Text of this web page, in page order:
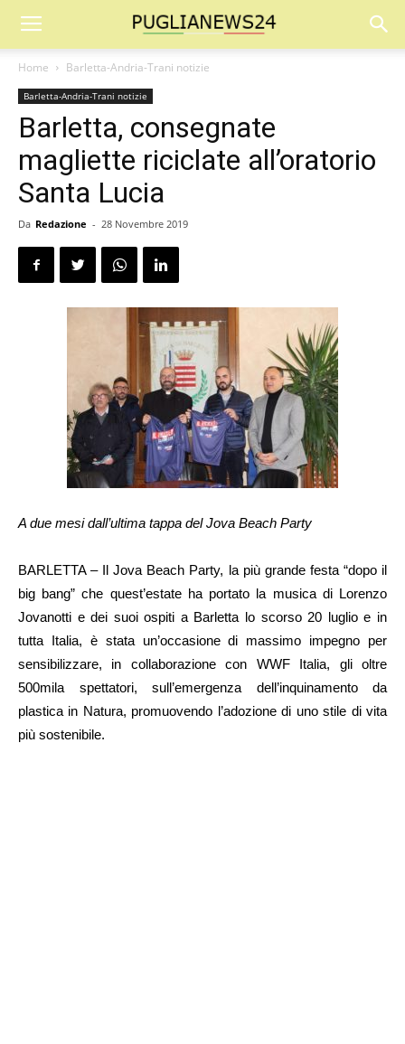
Home Barletta-Andria-Trani notizie
Barletta-Andria-Trani notizie
Barletta, consegnate
magliette riciclate all’oratorio
Santa Lucia
Da Redazione - 28 Novembre 2019
A due mesi dall’ultima tappa del Jova Beach Party
BARLETTA – Il Jova Beach Party, la più grande festa “dopo il
big bang” che quest’estate ha portato la musica di Lorenzo
Jovanotti e dei suoi ospiti a Barletta lo scorso 20 luglio e in
tutta Italia, è stata un’occasione di massimo impegno per
sensibilizzare, in collaborazione con WWF Italia, gli oltre
500mila spettatori, sull’emergenza dell’inquinamento da
plastica in Natura, promuovendo l’adozione di uno stile di vita
più sostenibile.